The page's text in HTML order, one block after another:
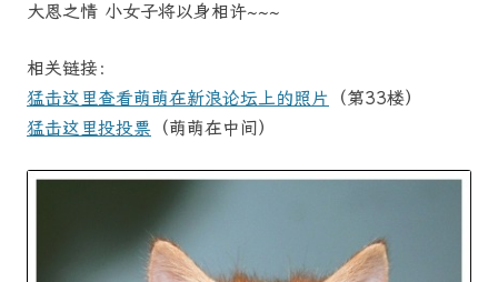
大恩之情 小女子将以身相许~~~
相关链接：
猛击这里查看萌萌在新浪论坛上的照片 （第33楼）
猛击这里投投票 （萌萌在中间）